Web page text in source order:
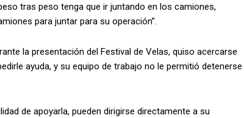
tras peso tenga que ir juntando en los camiones,
para juntar para su operación”.
la presentación del Festival de Velas, quiso acercarse
ayuda, y su equipo de trabajo no le permitió detenerse
de apoyarla, pueden dirigirse directamente a su